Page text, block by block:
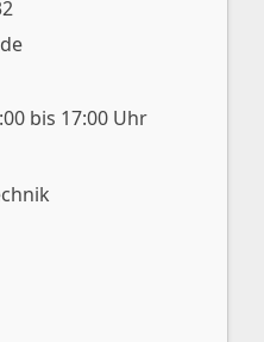
bis 17:00 Uhr